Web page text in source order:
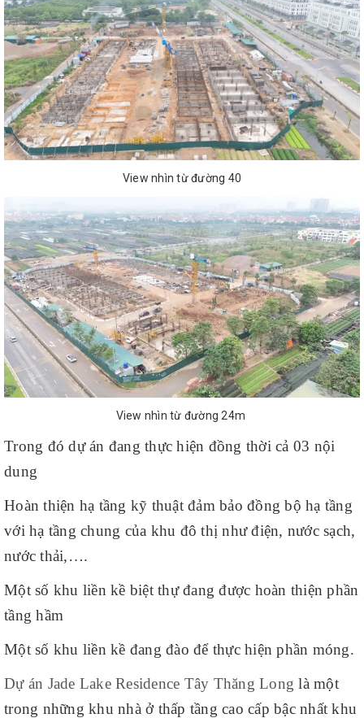
View nhìn từ đường 40
View nhìn từ đường 24m
Trong đó dự án đang thực hiện đồng thời cả 03 nội
dung
Hoàn thiện hạ tầng kỹ thuật đảm bảo đồng bộ hạ tầng
với hạ tầng chung của khu đô thị như điện, nước sạch,
nước thải,….
Một số khu liền kề biệt thự đang được hoàn thiện phần
tầng hầm
Một số khu liền kề đang đào để thực hiện phần móng.
Dự án Jade Lake Residence Tây Thăng Longlà một
trong những khu nhà ở thấp tầng cao cấp bậc nhất khu